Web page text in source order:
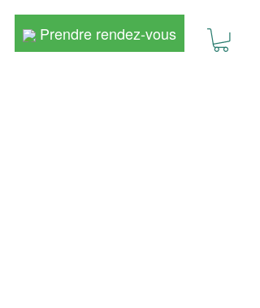
Prendre rendez-vous
Prendre rendez-vous